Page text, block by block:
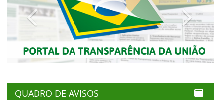
Previous Next
QUADRO DE AVISOS